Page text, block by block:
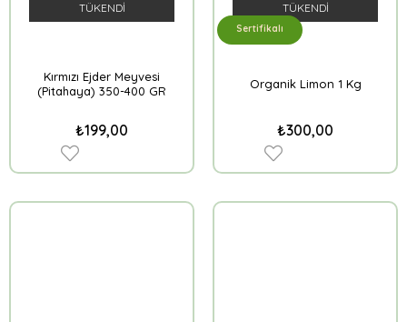
TÜKENDI
Kırmızı Ejder Meyvesi
(Pitahaya) 350-400 GR
₺199,00
TÜKENDI
Organik Limon 1 Kg
₺300,00
Sertifikalı